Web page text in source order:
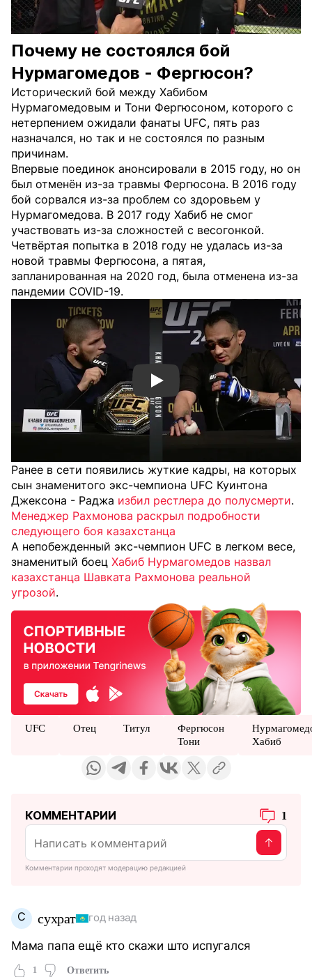
Почему не состоялся бой
Нурмагомедов - Фергюсон?
Исторический бой между Хабибом
Нурмагомедовым и Тони Фергюсоном, которого с
нетерпением ожидали фанаты UFC, пять раз
назначался, но так и не состоялся по разным
причинам.
Впервые поединок анонсировали в 2015 году, но он
был отменён из-за травмы Фергюсона. В 2016 году
бой сорвался из-за проблем со здоровьем у
Нурмагомедова. В 2017 году Хабиб не смог
участвовать из-за сложностей с весогонкой.
Четвёртая попытка в 2018 году не удалась из-за
новой травмы Фергюсона, а пятая,
запланированная на 2020 год, была отменена из-за
пандемии COVID-19.
Смотреть видео YouTube
Ранее в сети появились жуткие кадры, на которых
сын знаменитого экс-чемпиона UFC Куинтона
Джексона - Раджа избил рестлера до полусмерти.
Менеджер Рахмонова раскрыл подробности
следующего боя казахстанца
А непобежденный экс-чемпион UFC в легком весе,
знаменитый боец Хабиб Нурмагомедов назвал
казахстанца Шавката Рахмонова реальной
угрозой.
UFC Отец Титул
Фергюсон
Тони
Хабиб
КОММЕНТАРИИ 1
Комментарии проходят модерацию редакцией
С сухрат год назад
Мама папа ещё кто скажи што испугался
1 Ответить